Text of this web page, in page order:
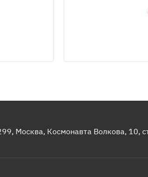
Москва, Космонавта Волкова, 10,